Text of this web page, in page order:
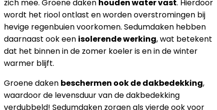
zich mee. Groene daken houden water vast. Hierdoor
wordt het riool ontlast en worden overstromingen bij
hevige regenbuien voorkomen. Sedumdaken hebben
daarnaast ook een isolerende werking, wat betekent
dat het binnen in de zomer koeler is en in de winter
warmer blijft.
Groene daken beschermen ook de dakbedekking,
waardoor de levensduur van de dakbedekking
verdubbeld! Sedumdaken zorgen als vierde ook voor